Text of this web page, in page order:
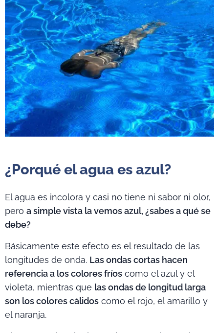
¿Porqué el agua es azul?
El agua es incolora y casi no tiene ni sabor ni olor,
pero a simple vista la vemos azul, ¿sabes a qué se
debe?
Básicamente este efecto es el resultado de las
longitudes de onda. Las ondas cortas hacen
referencia a los colores fríos como el azul y el
violeta, mientras que las ondas de longitud larga
son los colores cálidos como el rojo, el amarillo y
el naranja.